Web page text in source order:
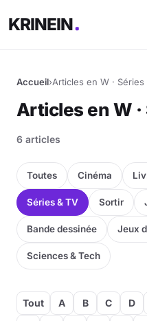
KRINEIN
Cinéma
Séries
Manga
BD
Livres
Jeux vidéo
Jeux de société
Accueil›Articles en W · Séries
Articles en W ·
6 articles
Toutes Cinéma
Séries & TV Sortir
Bande dessinée Jeux
Sciences & Tech
Tout A B C D